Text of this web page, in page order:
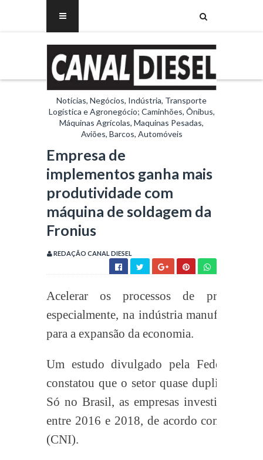
Notícias, Negócios, Indústria, Transporte
Logística e Agronegócio; Caminhões, Ônibus,
Máquinas Agrícolas, Maquinas Pesadas,
Aviões, Barcos, Automóveis
Empresa de
implementos ganha mais
produtividade com
máquina de soldagem da
Fronius
REDAÇÃO CANAL DIESEL
Acelerar os processos de produção
especialmente, na indústria
para a expansão da economia.
Um estudo divulgado pela Federal
constatou que o setor quase duplicou o
Só no Brasil, as empresas investiram
entre 2016 e 2018, de acordo com a
(CNI).